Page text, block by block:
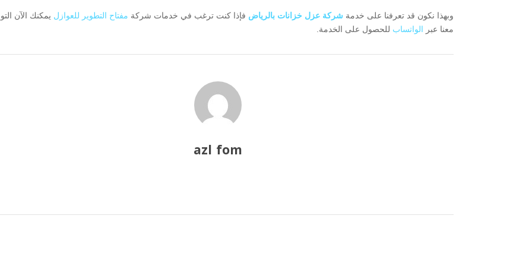
وبهذا نكون قد تعرفنا على خدمة شركة عزل خزانات بالرياض فإذا كنت ترغب في خدمات شركة مفتاح التطوير للعوازل يمكنك الآن
معنا عبر الواتساب للحصول على الخدمة.
azl fom